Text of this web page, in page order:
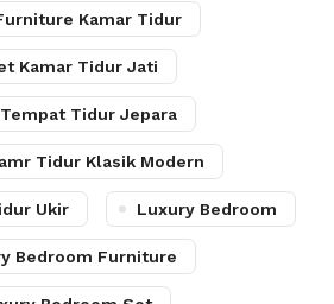
Kamar Tidur
Kamar Tidur Jati
Tidur Jepara
Tidur Klasik Modern
Ukir Luxury Bedroom
Bedroom Furniture